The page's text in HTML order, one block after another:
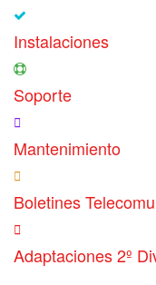
Instalaciones
Soporte
Mantenimiento
Boletines
Adaptaciones 2º